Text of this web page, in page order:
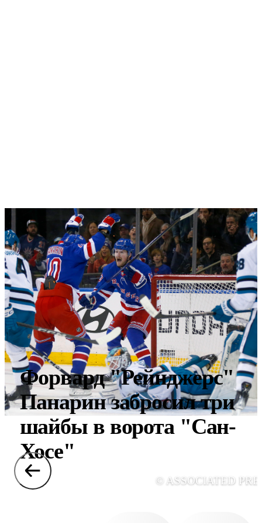
Форвард "Рейнджерс"
Панарин забросил три
шайбы в ворота "Сан-
Хосе"
© ASSOCIATED